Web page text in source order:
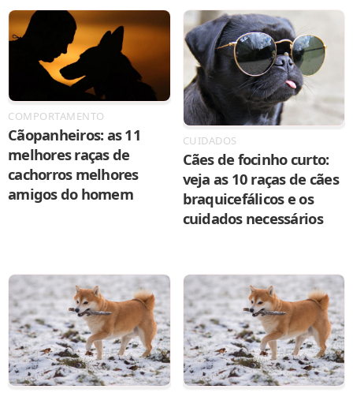
COMPORTAMENTO
Cãopanheiros: as 11
melhores raças de
cachorros melhores
amigos do homem
CUIDADOS
Cães de focinho curto:
veja as 10 raças de cães
braquicefálicos e os
cuidados necessários